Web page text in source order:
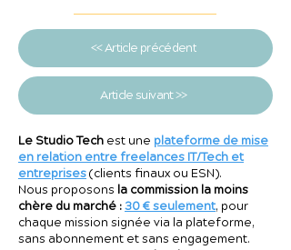
<< Article précédent
Article suivant >>
Le Studio Tech est une plateforme de mise
en relation entre freelances IT/Tech et
entreprises(clients finaux ou ESN).
Nous proposons la commission la moins
chère du marché :30 € seulement, pour
chaque mission signée via la plateforme,
sans abonnement et sans engagement.